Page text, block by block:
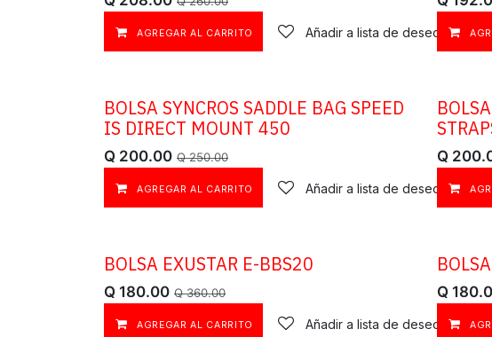
AGREGAR AL CARRITO Añadir a lista de deseos
OFERTA
BOLSA SYNCROS SADDLE BAG SPEED
IS DIRECT MOUNT 450
Q 200.00 Q250.00
AGREGAR AL CARRITO Añadir a lista de deseos
OFERTA
Q
OFERTA
BOLSA EXUSTAR E-BBS20
Q 180.00 Q360.00
AGREGAR AL CARRITO Añadir a lista de deseos
OFERTA
Q